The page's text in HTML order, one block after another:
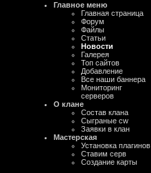
Главное меню
Главная страница
Форум
Файлы
Статьи
Новости
Галерея
Топ сайтов
Добавление
Все наши баннера
Мониторинг
серверов
О клане
Состав клана
Сыграные cw
Заявки в клан
Мастерская
Установка плагинов
Ставим серв
Создание карты